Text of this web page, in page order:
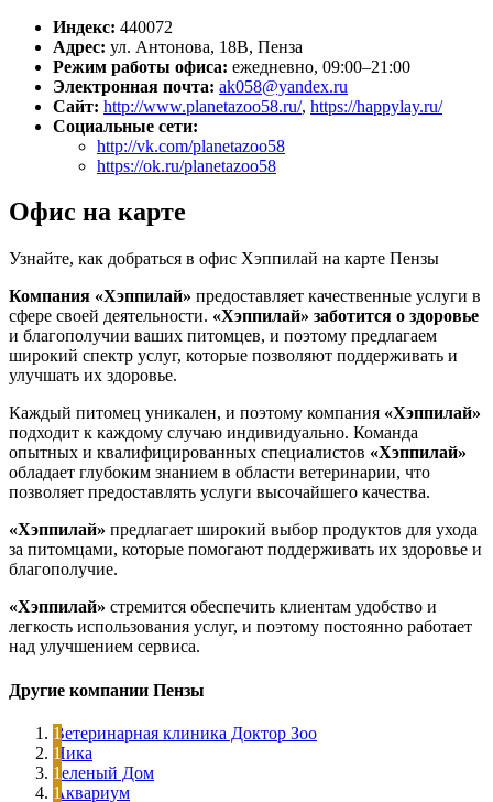
Индекс: 440072
Адрес: ул. Антонова, 18В, Пенза
Режим работы офиса: ежедневно, 09:00–21:00
Электронная почта: ak058@yandex.ru
Сайт: http://www.planetazoo58.ru/, https://happylay.ru/
Социальные сети:
http://vk.com/planetazoo58
https://ok.ru/planetazoo58
Офис на карте
Узнайте, как добраться в офис Хэппилай на карте Пензы
Компания «Хэппилай» предоставляет качественные услуги в
сфере своей деятельности. «Хэппилай» заботится о здоровье
и благополучии ваших питомцев, и поэтому предлагаем
широкий спектр услуг, которые позволяют поддерживать и
улучшать их здоровье.
Каждый питомец уникален, и поэтому компания «Хэппилай»
подходит к каждому случаю индивидуально. Команда
опытных и квалифицированных специалистов «Хэппилай»
обладает глубоким знанием в области ветеринарии, что
позволяет предоставлять услуги высочайшего качества.
«Хэппилай» предлагает широкий выбор продуктов для ухода
за питомцами, которые помогают поддерживать их здоровье и
благополучие.
«Хэппилай» стремится обеспечить клиентам удобство и
легкость использования услуг, и поэтому постоянно работает
над улучшением сервиса.
Другие компании Пензы
Ветеринарная клиника Доктор Зоо
Ника
Зеленый Дом
Аквариум